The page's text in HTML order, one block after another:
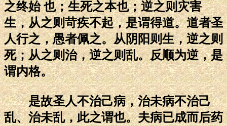
之终始 也；生死之本也；逆之则灾害
生，从之则苛疾不起，是谓得道。道者圣
人行之，愚者佩之。从阴阳则生，逆之则
死；从之则治，逆之则乱。反顺为逆，是
谓内格。
是故圣人不治己病，治未病不治己
乱、治未乱，此之谓也。夫病已成而后药